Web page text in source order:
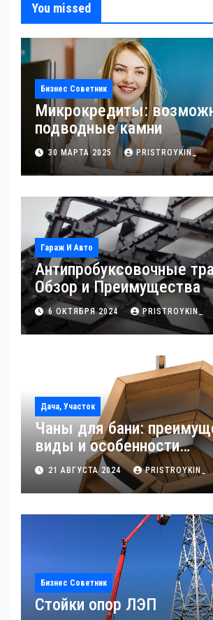
You missed
Бизнес Советник
Микрокредиты:
подводные камни
30 МАРТА 2025 PRISTROYKIN_
Гараж И Авто
Антипробуксовочные
Обзор и Преимущества
6 ОКТЯБРЯ 2024 PRISTROYKIN_
Дача, Участок
Чаны для бани:
виды и особенности
использования
21 АВГУСТА 2024 PRISTROYKIN_
Бизнес Советник
Стойки опор ЛЭП